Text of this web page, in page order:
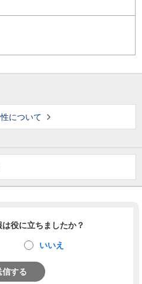
について
役に立ちましたか？
いいえ
信する